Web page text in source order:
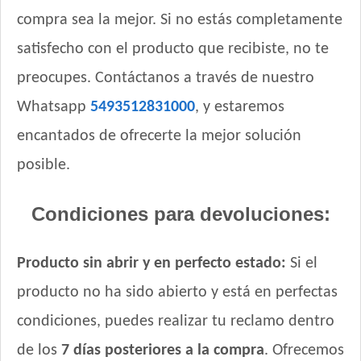
compra sea la mejor. Si no estás completamente
satisfecho con el producto que recibiste, no te
preocupes. Contáctanos a través de nuestro
Whatsapp 5493512831000, y estaremos
encantados de ofrecerte la mejor solución
posible.
Condiciones para devoluciones:
Producto sin abrir y en perfecto estado: Si el
producto no ha sido abierto y está en perfectas
condiciones, puedes realizar tu reclamo dentro
de los 7 días posteriores a la compra. Ofrecemos